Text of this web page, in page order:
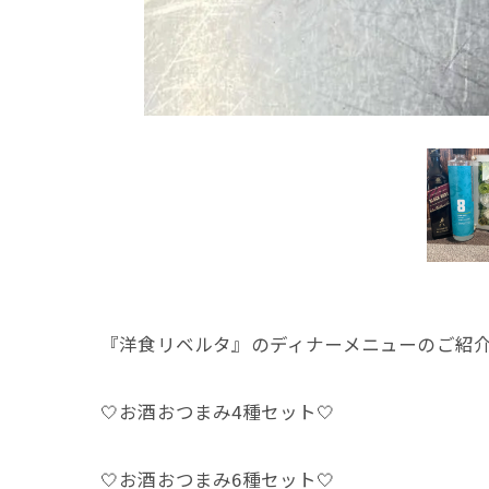
『洋食リベルタ』のディナーメニューのご紹
🤍お酒おつまみ4種セット🤍
🤍お酒おつまみ6種セット🤍